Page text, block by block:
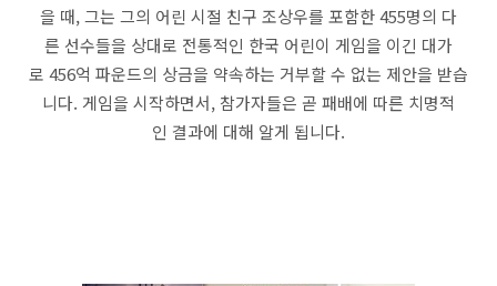
을 때, 그는 그의 어린 시절 친구 조상우를 포함한 455명의 다
른 선수들을 상대로 전통적인 한국 어린이 게임을 이긴 대가
로 456억 파운드의 상금을 약속하는 거부할 수 없는 제안을 받습
니다. 게임을 시작하면서, 참가자들은 곧 패배에 따른 치명적
인 결과에 대해 알게 됩니다.